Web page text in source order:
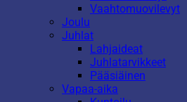
Vaahtomuovilevyt
Joulu
Juhlat
Lahjaideat
Juhlatarvikkeet
Pääsiäinen
Vapaa-aika